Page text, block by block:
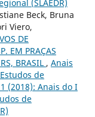
(SLAEDR)
Beck, Bruna
Viero,
DE
EM PRAÇAS
BRASIL , Anais
de
(2018): Anais do I
de